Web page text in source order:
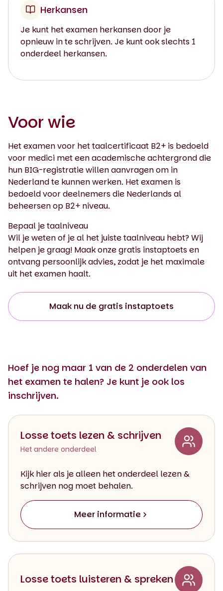
Herkansen
Je kunt het examen herkansen door je
opnieuw in te schrijven. Je kunt ook slechts 1
onderdeel herkansen.
Voor wie
Het examen voor het taalcertificaat B2+ is bedoeld
voor medici met een academische achtergrond die
hun BIG-registratie willen aanvragen om in
Nederland te kunnen werken. Het examen is
bedoeld voor deelnemers die Nederlands al
beheersen op B2+ niveau.
Bepaal je taalniveau
Wil je weten of je al het juiste taalniveau hebt? Wij
helpen je graag! Maak onze gratis instaptoets en
ontvang persoonlijk advies, zodat je het maximale
uit het examen haalt.
Maak nu de gratis instaptoets
Hoef je nog maar 1 van de 2 onderdelen van
het examen te halen? Je kunt je ook los
inschrijven.
Losse toets lezen & schrijven
Het andere onderdeel
Kijk hier als je alleen het onderdeel lezen &
schrijven nog moet behalen.
Meer informatie
Losse toets luisteren & spreken